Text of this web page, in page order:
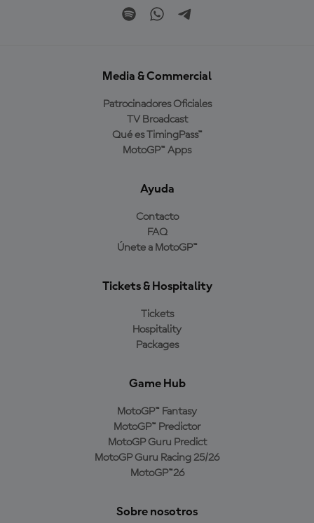
Media & Commercial
Patrocinadores Oficiales
TV Broadcast
Qué es TimingPass™
MotoGP™ Apps
Ayuda
Contacto
FAQ
Únete a MotoGP™
Tickets & Hospitality
Tickets
Hospitality
Packages
Game Hub
MotoGP™ Fantasy
MotoGP™ Predictor
MotoGP Guru Predict
MotoGP Guru Racing 25/26
MotoGP™26
Sobre nosotros